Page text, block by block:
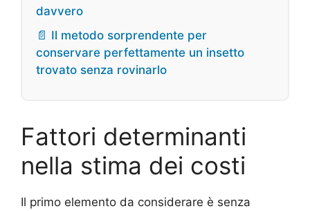
davvero
📄 Il metodo sorprendente per
conservare perfettamente un insetto
trovato senza rovinarlo
Fattori determinanti
nella stima dei costi
Il primo elemento da considerare è senza